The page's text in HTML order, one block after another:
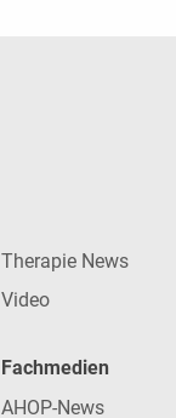
Therapie News
Video
Fachmedien
AHOP-News